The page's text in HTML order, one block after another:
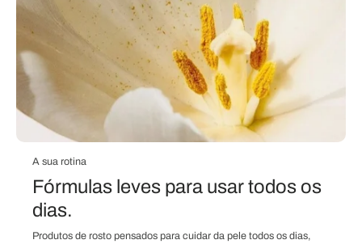
A sua rotina
Fórmulas leves para usar todos os
dias.
Produtos de rosto pensados para cuidar da pele todos os dias,